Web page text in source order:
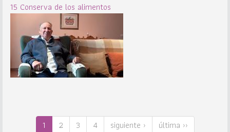
15 Conserva de los alimentos
1 2 3 4 siguiente › última ››